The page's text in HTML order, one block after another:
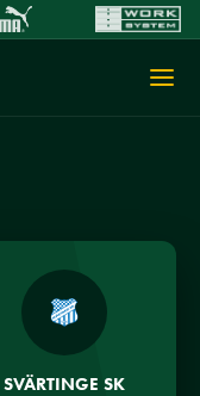
SVÄRTINGE SK